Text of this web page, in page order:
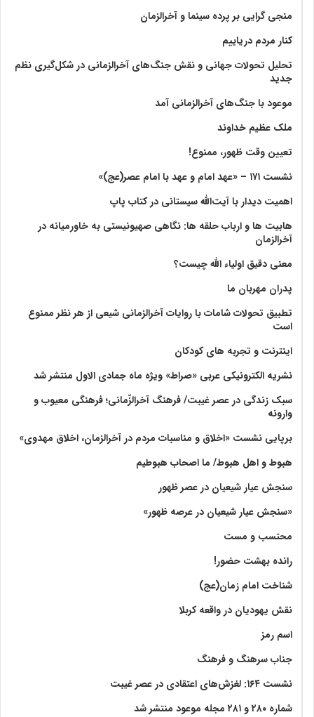
منجی گرایی بر پرده سینما و آخرالزمان
کنار مردم دریاییم
تحلیل تحولات جهانی و نقش جنگ‌های آخرالزمانی در شکل‌گیری نظم
جدید
موعود با جنگ‌های آخرالزمانی آمد
ملک عظیم خداوند
تعیین وقت ظهور، ممنوع!
نشست ۱۷۱ – «عهد امام و عهد با امام عصر(عج)»
اهمیت دیدار با آیت‌الله سیستانی در کتاب پاپ
هابیت ها و ارباب حلقه ها: نگاهی صهیونیستی به خاورمیانه در
آخرالزمان
معنی دقیق اولیاء الله چیست؟
پدران مهربان ما
تطبیق تحولات شامات با روایات آخرالزمانی شیعی از هر نظر ممنوع
است
اینترنت و تجربه های کودکان
نشریه الکترونیکی عربی «صراط» ویژه ماه جمادی الاول منتشر شد
سبک زندگی در عصر غیبت/ فرهنگ آخرالزّمانی؛ فرهنگی معیوب و
وارونه
برپایی نشست «اخلاق و مناسبات مردم در آخرالزمان، اخلاق مهدوی»
هبوط و اهل هبوط/ ما اصحاب هبوطیم
سنجش عیار شیعیان در عصر ظهور
«سنجش عیار شیعیان در عرصه ظهور»
محتسب و مست
رانده بهشت‌ حضور!
شناخت امام زمان(عج)
نقش یهودیان در واقعه کربلا
اسم رمز
جناب سرهنگ و فرهنگ
نشست ۱۶۴: لغزش‌های اعتقادی در عصر غیبت
شماره ۲۸۰ و ۲۸۱ مجله موعود منتشر شد